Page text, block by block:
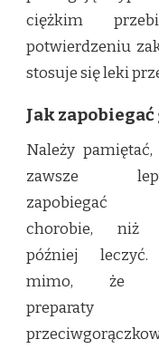
ciężkim
potwierdzeniu
stosuje się leki
Jak
Należy pamiętać,
zawsze
zapobiegać
chorobie, niż
później
mimo, że
preparaty